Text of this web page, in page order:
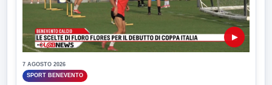
▶
7 AGOSTO 2026
SPORT BENEVENTO